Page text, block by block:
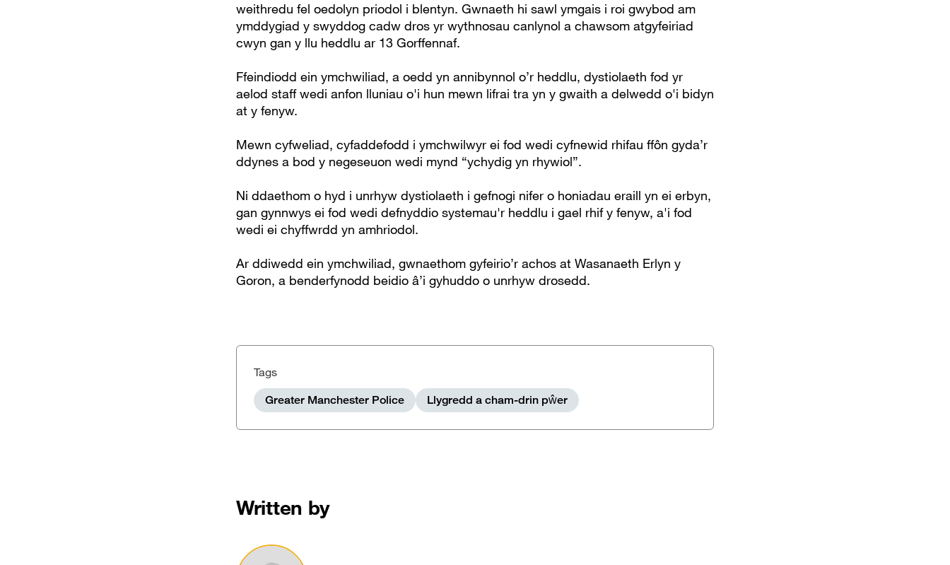
weithredu fel oedolyn priodol i blentyn. Gwnaeth hi sawl ymgais i roi gwybod am
ymddygiad y swyddog cadw dros yr wythnosau canlynol a chawsom atgyfeiriad
cwyn gan y llu heddlu ar 13 Gorffennaf.
Ffeindiodd ein ymchwiliad, a oedd yn annibynnol o’r heddlu, dystiolaeth fod yr
aelod staff wedi anfon lluniau o'i hun mewn lifrai tra yn y gwaith a delwedd o'i bidyn
at y fenyw.
Mewn cyfweliad, cyfaddefodd i ymchwilwyr ei fod wedi cyfnewid rhifau ffôn gyda’r
ddynes a bod y negeseuon wedi mynd “ychydig yn rhywiol”.
Ni ddaethom o hyd i unrhyw dystiolaeth i gefnogi nifer o honiadau eraill yn ei erbyn,
gan gynnwys ei fod wedi defnyddio systemau'r heddlu i gael rhif y fenyw, a'i fod
wedi ei chyffwrdd yn amhriodol.
Ar ddiwedd ein ymchwiliad, gwnaethom gyfeirio’r achos at Wasanaeth Erlyn y
Goron, a benderfynodd beidio â’i gyhuddo o unrhyw drosedd.
Tags
Greater Manchester Police Llygredd a cham-drin pŵer
Written by
Image